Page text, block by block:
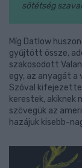
sötétség szavai
Míg Datlow
gyűjtött össze,
szakosodott
egy, az anyagát a
Szóval
kerestek, akiknek
szövegük az
hazájuk kisebb-